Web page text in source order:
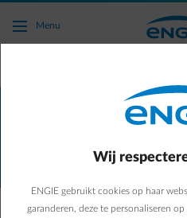
Ga naar de hoofdinhoud
Menu
Alle
Wij
ENGIE gebruikt cookies op haar
garanderen, deze te personaliseren